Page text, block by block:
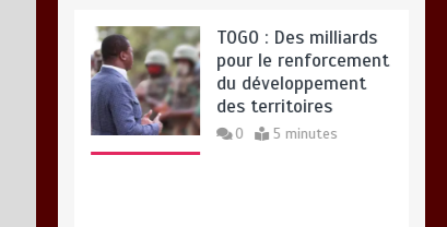
pour le renforcement
du développement
des territoires
0 5 minutes